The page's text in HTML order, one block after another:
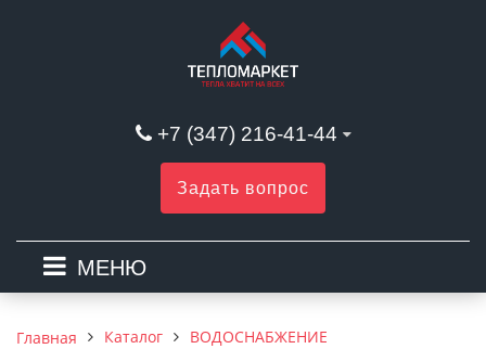
+7 (347) 216-41-44
Задать вопрос
МЕНЮ
Главная Каталог
ВОДОСНАБЖЕНИЕ